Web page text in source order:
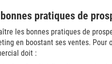
pratiques de
les bonnes pratiques de
en boostant ses ventes. Pour
doit :